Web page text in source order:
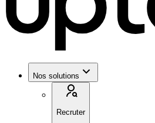
Nos solutions
Recruter